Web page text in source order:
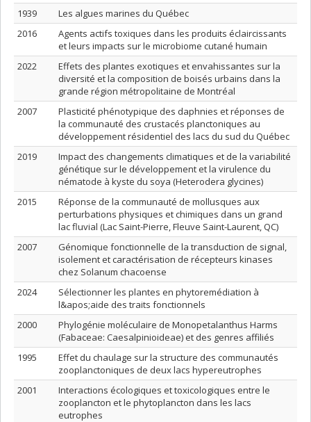
1939
Les algues marines du Québec
2016
Agents actifs toxiques dans les produits éclaircissants
et leurs impacts sur le microbiome cutané humain
2022
Effets des plantes exotiques et envahissantes sur la
diversité et la composition de boisés urbains dans la
grande région métropolitaine de Montréal
2007
Plasticité phénotypique des daphnies et réponses de
la communauté des crustacés planctoniques au
développement résidentiel des lacs du sud du Québec
2019
Impact des changements climatiques et de la variabilité
génétique sur le développement et la virulence du
nématode à kyste du soya (Heterodera glycines)
2015
Réponse de la communauté de mollusques aux
perturbations physiques et chimiques dans un grand
lac fluvial (Lac Saint-Pierre, Fleuve Saint-Laurent, QC)
2007
Génomique fonctionnelle de la transduction de signal,
isolement et caractérisation de récepteurs kinases
chez Solanum chacoense
2024
Sélectionner les plantes en phytoremédiation à
l&apos;aide des traits fonctionnels
2000
Phylogénie moléculaire de Monopetalanthus Harms
(Fabaceae: Caesalpinioideae) et des genres affiliés
1995
Effet du chaulage sur la structure des communautés
zooplanctoniques de deux lacs hypereutrophes
2001
Interactions écologiques et toxicologiques entre le
zooplancton et le phytoplancton dans les lacs
eutrophes